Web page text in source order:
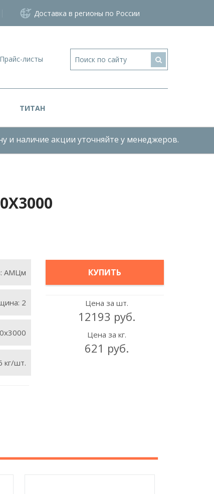
Доставка в регионы по России
Прайс-листы
ТИТАН
и наличие акции уточняйте у менеджеров.
АМЦм
2
кг/шт.
КУПИТЬ
Цена за шт.
12193 руб.
Цена за кг.
621 руб.